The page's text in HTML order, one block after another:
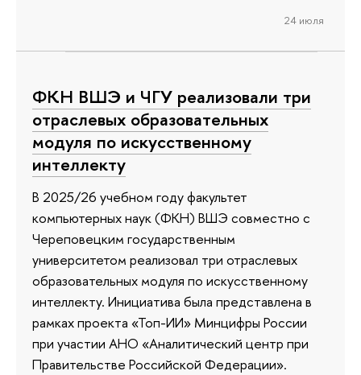
24 июля
ФКН ВШЭ и ЧГУ реализовали три
отраслевых образовательных
модуля по искусственному
интеллекту
В 2025/26 учебном году факультет
компьютерных наук (ФКН) ВШЭ совместно с
Череповецким государственным
университетом реализовал три отраслевых
образовательных модуля по искусственному
интеллекту. Инициатива была представлена в
рамках проекта «Топ-ИИ» Минцифры России
при участии АНО «Аналитический центр при
Правительстве Российской Федерации».